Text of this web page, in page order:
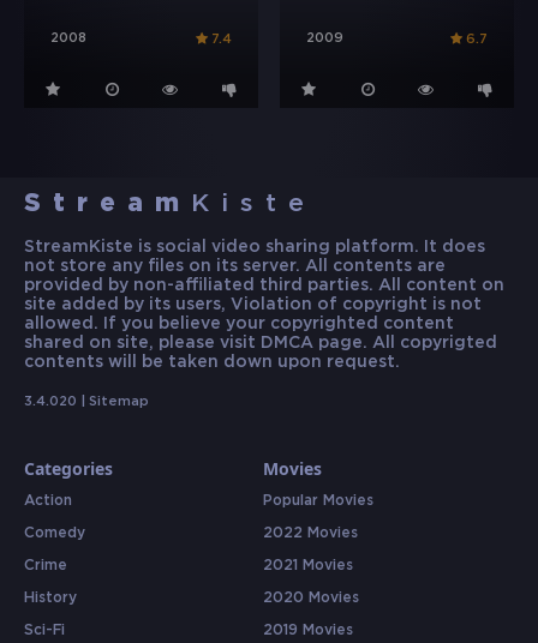
2008 7.4 2009 6.7
Stream Kiste
StreamKiste is social video sharing platform. It does
not store any files on its server. All contents are
provided by non-affiliated third parties. All content on
site added by its users, Violation of copyright is not
allowed. If you believe your copyrighted content
shared on site, please visit DMCA page. All copyrigted
contents will be taken down upon request.
3.4.020 | Sitemap
Categories
Action
Comedy
Crime
History
Sci-Fi
Movies
Popular Movies
2022 Movies
2021 Movies
2020 Movies
2019 Movies